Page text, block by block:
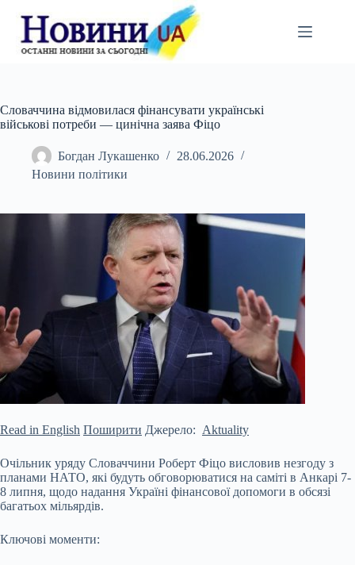
вмісту
Словаччина відмовилася фінансувати українські
військові потреби — цинічна заява Фіцо
Богдан Лукашенко
28.06.2026
Новини політики
Read in English Поширити Джерело: Aktuality
Очільник уряду Словаччини Роберт Фіцо висловив незгоду з
планами НАТО, які будуть обговорюватися на саміті в Анкарі 7-
8 липня, щодо надання Україні фінансової допомоги в обсязі
багатьох мільярдів.
Ключові моменти: